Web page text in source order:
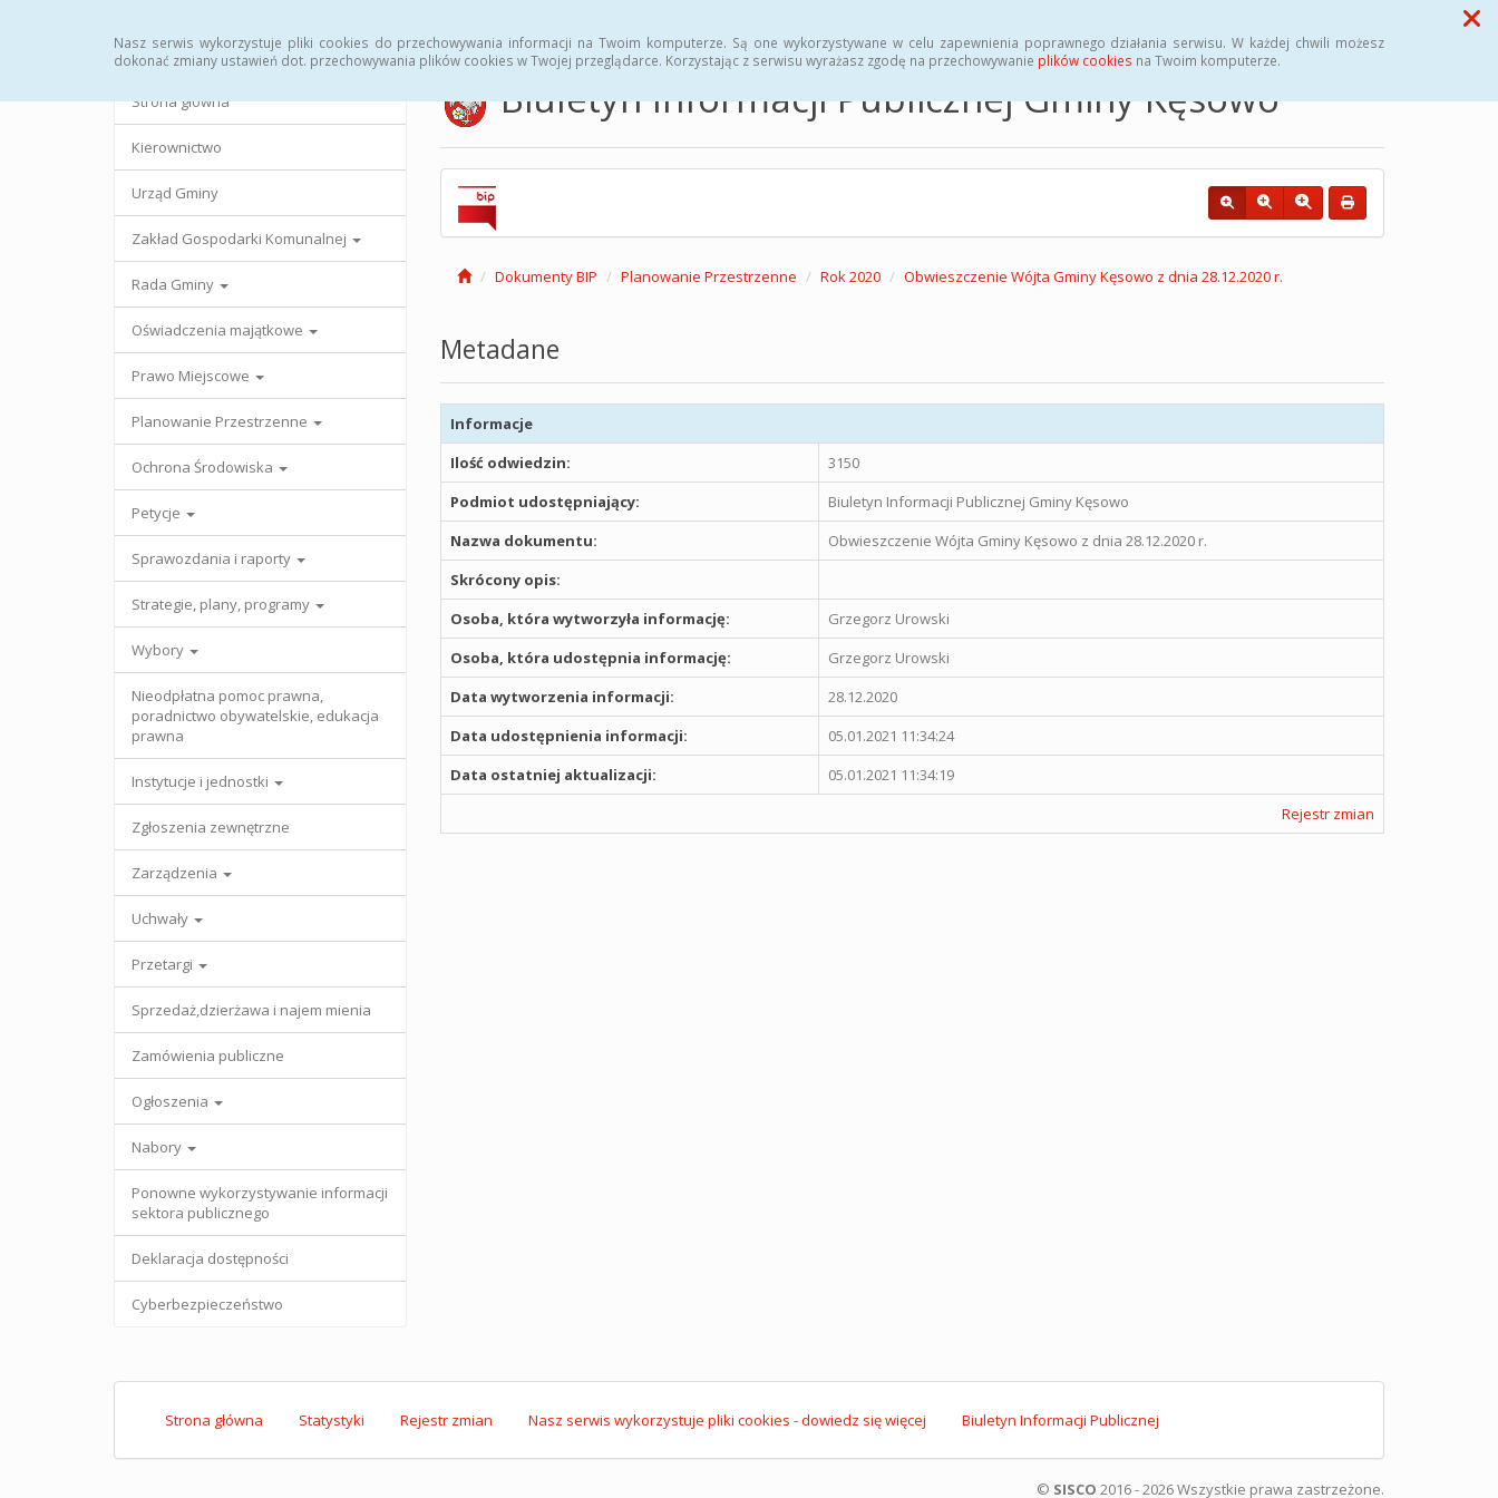
Nasz serwis wykorzystuje pliki cookies do przechowywania informacji na Twoim komputerze. Są one wykorzystywane w celu zapewnienia poprawnego działania serwisu. W każdej chwili możesz
dokonać zmiany ustawień dot. przechowywania plików cookies w Twojej przeglądarce. Korzystając z serwisu wyrażasz zgodę na przechowywanie plików cookies na Twoim komputerze.
Strona główna
Kierownictwo
Urząd Gminy
Zakład Gospodarki Komunalnej
Rada Gminy
Oświadczenia majątkowe
Prawo Miejscowe
Planowanie Przestrzenne
Ochrona Środowiska
Petycje
Sprawozdania i raporty
Strategie, plany, programy
Wybory
Nieodpłatna pomoc prawna,
poradnictwo obywatelskie, edukacja
prawna
Instytucje i jednostki
Zgłoszenia zewnętrzne
Zarządzenia
Uchwały
Przetargi
Sprzedaż,dzierżawa i najem mienia
Zamówienia publiczne
Ogłoszenia
Nabory
Ponowne wykorzystywanie informacji
sektora publicznego
Deklaracja dostępności
Cyberbezpieczeństwo
Biuletyn Informacji Publicznej Gminy Kęsowo
Dokumenty BIP Planowanie Przestrzenne Rok 2020 Obwieszczenie Wójta Gminy Kęsowo z dnia 28.12.2020 r.
Metadane
Informacje
Ilość odwiedzin:
3150
Podmiot udostępniający:
Biuletyn Informacji Publicznej Gminy Kęsowo
Nazwa dokumentu:
Obwieszczenie Wójta Gminy Kęsowo z dnia 28.12.2020 r.
Skrócony opis:
Osoba, która wytworzyła informację:
Grzegorz Urowski
Osoba, która udostępnia informację:
Grzegorz Urowski
Data wytworzenia informacji:
28.12.2020
Data udostępnienia informacji:
05.01.2021 11:34:24
Data ostatniej aktualizacji:
05.01.2021 11:34:19
Rejestr zmian
Strona główna Statystyki Rejestr zmian Nasz serwis wykorzystuje pliki cookies - dowiedz się więcej Biuletyn Informacji Publicznej
© SISCO 2016 - 2026 Wszystkie prawa zastrzeżone.